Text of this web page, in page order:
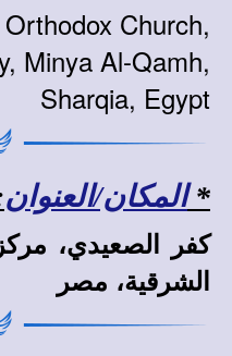
Church,
Minya Al-Qamh,
Sharqia, Egypt
*المكان/العنوان
كفر الصعيدي،
الشرقية، مصر